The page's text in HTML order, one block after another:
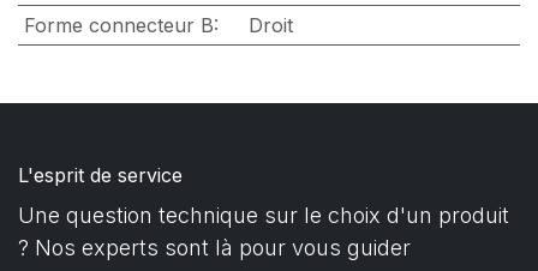
Forme connecteur B: Droit
L'esprit de service
Une question technique sur le choix d'un produit
? Nos experts sont là pour vous guider